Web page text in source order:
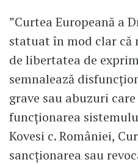
”Curtea Europeană a
statuat în mod clar că
de libertatea de
semnalează
grave sau abuzuri
funcționarea
Kovesi c. României,
sancționarea sau